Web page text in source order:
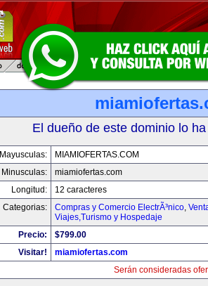
El dueño de este dominio lo
Mayusculas:
MIAMIOFERTAS.COM
Minusculas:
miamiofertas.com
Longitud:
12 caracteres
Categorias:
Compras y Comercio ElectrÃ³nico,
Viajes,Turismo y Hospedaje
Precio:
$799.00
Visitar!
miamiofertas.com
Serán consideradas